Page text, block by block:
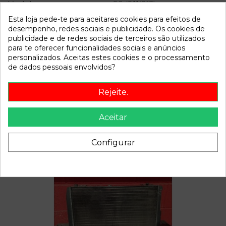
Modelo 80 (811/813)
Referência 807690
Disponível a partir de: 2022-04-06
Descrição
Recambio de condensador radiador aire acondicionado para
audi 80 (811/813) 1.8 referencia OEM IAM
Também poderá gostar
Esta loja pede-te para aceitares cookies para efeitos de
desempenho, redes sociais e publicidade. Os cookies de
publicidade e de redes sociais de terceiros são utilizados
para te oferecer funcionalidades sociais e anúncios
personalizados. Aceitas estes cookies e o processamento
de dados pessoais envolvidos?
Rejeite.
Aceitar
Configurar